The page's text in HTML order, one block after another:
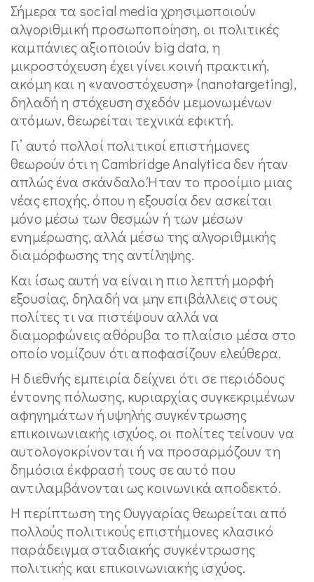
Σήμερα τα social media χρησιμοποιούν
αλγοριθμική προσωποποίηση, οι πολιτικές
καμπάνιες αξιοποιούν big data, η
μικροστόχευση έχει γίνει κοινή πρακτική,
ακόμη και η «νανοστόχευση» (nanotargeting),
δηλαδή η στόχευση σχεδόν μεμονωμένων
ατόμων, θεωρείται τεχνικά εφικτή.
Γι’ αυτό πολλοί πολιτικοί επιστήμονες
θεωρούν ότι η Cambridge Analytica δεν ήταν
απλώς ένα σκάνδαλο.Ήταν το προοίμιο μιας
νέας εποχής, όπου η εξουσία δεν ασκείται
μόνο μέσω των θεσμών ή των μέσων
ενημέρωσης, αλλά μέσω της αλγοριθμικής
διαμόρφωσης της αντίληψης.
Και ίσως αυτή να είναι η πιο λεπτή μορφή
εξουσίας, δηλαδή να μην επιβάλλεις στους
πολίτες τι να πιστέψουν αλλά να
διαμορφώνεις αθόρυβα το πλαίσιο μέσα στο
οποίο νομίζουν ότι αποφασίζουν ελεύθερα.
Η διεθνής εμπειρία δείχνει ότι σε περιόδους
έντονης πόλωσης, κυριαρχίας συγκεκριμένων
αφηγημάτων ή υψηλής συγκέντρωσης
επικοινωνιακής ισχύος, οι πολίτες τείνουν να
αυτολογοκρίνονται ή να προσαρμόζουν τη
δημόσια έκφρασή τους σε αυτό που
αντιλαμβάνονται ως κοινωνικά αποδεκτό.
Η περίπτωση της Ουγγαρίας θεωρείται από
πολλούς πολιτικούς επιστήμονες κλασικό
παράδειγμα σταδιακής συγκέντρωσης
πολιτικής και επικοινωνιακής ισχύος.